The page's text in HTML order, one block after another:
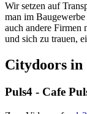
Wir setzen auf
man im
auch andere Firmen
und sich zu trauen,
Citydoors in
Puls4 - Cafe